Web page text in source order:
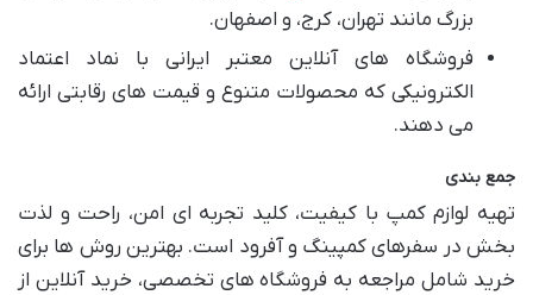
بزرگ مانند تهران، کرج، و اصفهان.
فروشگاه های آنلاین معتبر ایرانی با نماد اعتماد
الکترونیکی که محصولات متنوع و قیمت های رقابتی ارائه
می دهند.
جمع بندی
تهیه لوازم کمپ با کیفیت، کلید تجربه ای امن، راحت و لذت
بخش در سفرهای کمپینگ و آفرود است. بهترین روش ها برای
خرید شامل مراجعه به فروشگاه های تخصصی، خرید آنلاین از